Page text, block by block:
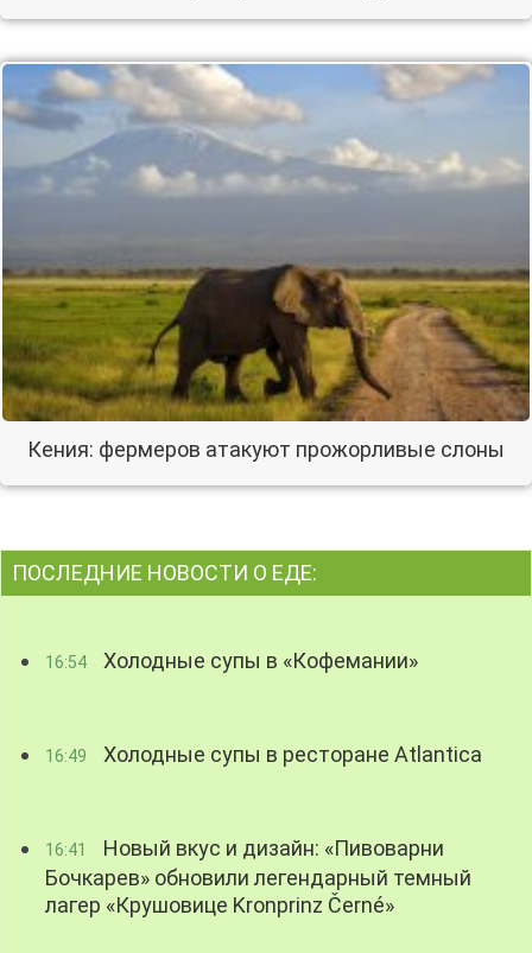
Кения: фермеров атакуют прожорливые слоны
ПОСЛЕДНИЕ НОВОСТИ О ЕДЕ:
16:54 Холодные супы в «Кофемании»
16:49 Холодные супы в ресторане Atlantica
16:41
Новый вкус и дизайн: «Пивоварни
Бочкарев» обновили легендарный темный
лагер «Крушовице Kronprinz Černé»